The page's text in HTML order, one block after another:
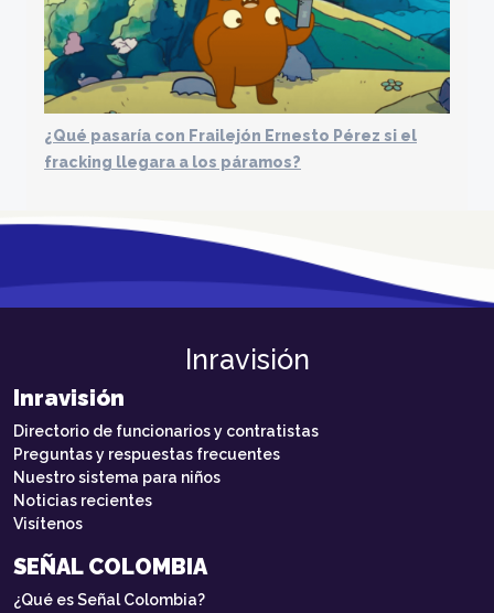
¿Qué pasaría con Frailejón Ernesto Pérez si el
fracking llegara a los páramos?
Inravisión
Inravisión
Directorio de funcionarios y contratistas
Preguntas y respuestas frecuentes
Nuestro sistema para niños
Noticias recientes
Visítenos
SEÑAL COLOMBIA
¿Qué es Señal Colombia?